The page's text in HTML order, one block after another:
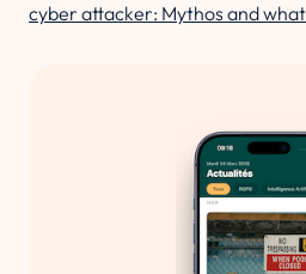
cyber attacker: Mythos and